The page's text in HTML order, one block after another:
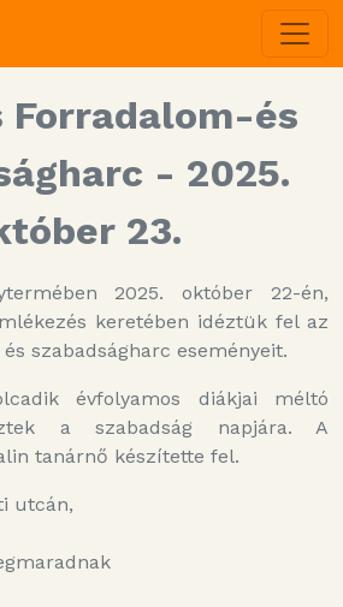
Forradalom-és
- 2025.
23.
2025. október 22-én,
keretében idéztük fel az
szabadságharc eseményeit.
évfolyamos diákjai méltó
a szabadság napjára. A
tanárnő készítette fel.
utcán,